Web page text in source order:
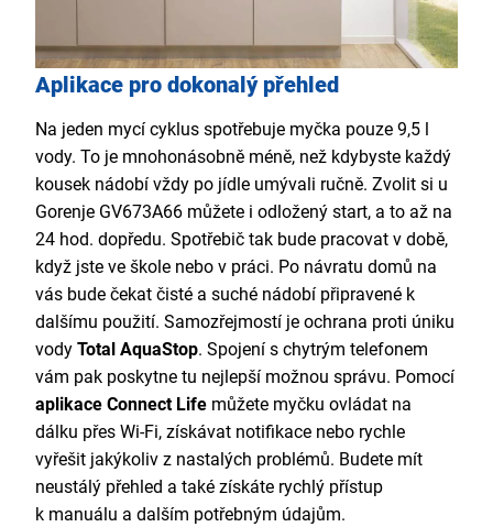
Aplikace pro dokonalý přehled
Na jeden mycí cyklus spotřebuje myčka pouze 9,5 l
vody. To je mnohonásobně méně, než kdybyste každý
kousek nádobí vždy po jídle umývali ručně. Zvolit si u
Gorenje GV673A66 můžete i odložený start, a to až na
24 hod. dopředu. Spotřebič tak bude pracovat v době,
když jste ve škole nebo v práci. Po návratu domů na
vás bude čekat čisté a suché nádobí připravené k
dalšímu použití. Samozřejmostí je ochrana proti úniku
vody Total AquaStop. Spojení s chytrým telefonem
vám pak poskytne tu nejlepší možnou správu. Pomocí
aplikace Connect Life můžete myčku ovládat na
dálku přes Wi-Fi, získávat notifikace nebo rychle
vyřešit jakýkoliv z nastalých problémů. Budete mít
neustálý přehled a také získáte rychlý přístup
k manuálu a dalším potřebným údajům.